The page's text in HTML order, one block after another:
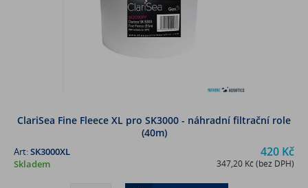
ClariSea Fine Fleece XL pro SK3000 - náhradní filtrační role
(40m)
420 Kč
347,20 Kč (bez DPH)
Art:SK3000XL
Skladem